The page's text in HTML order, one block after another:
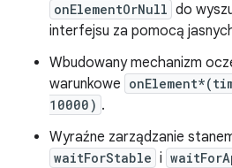
onElementOrNull do
interfejsu za pomocą
Wbudowany mechanizm
warunkowe
10000) .
Wyraźne zarządzanie
waitForStable i